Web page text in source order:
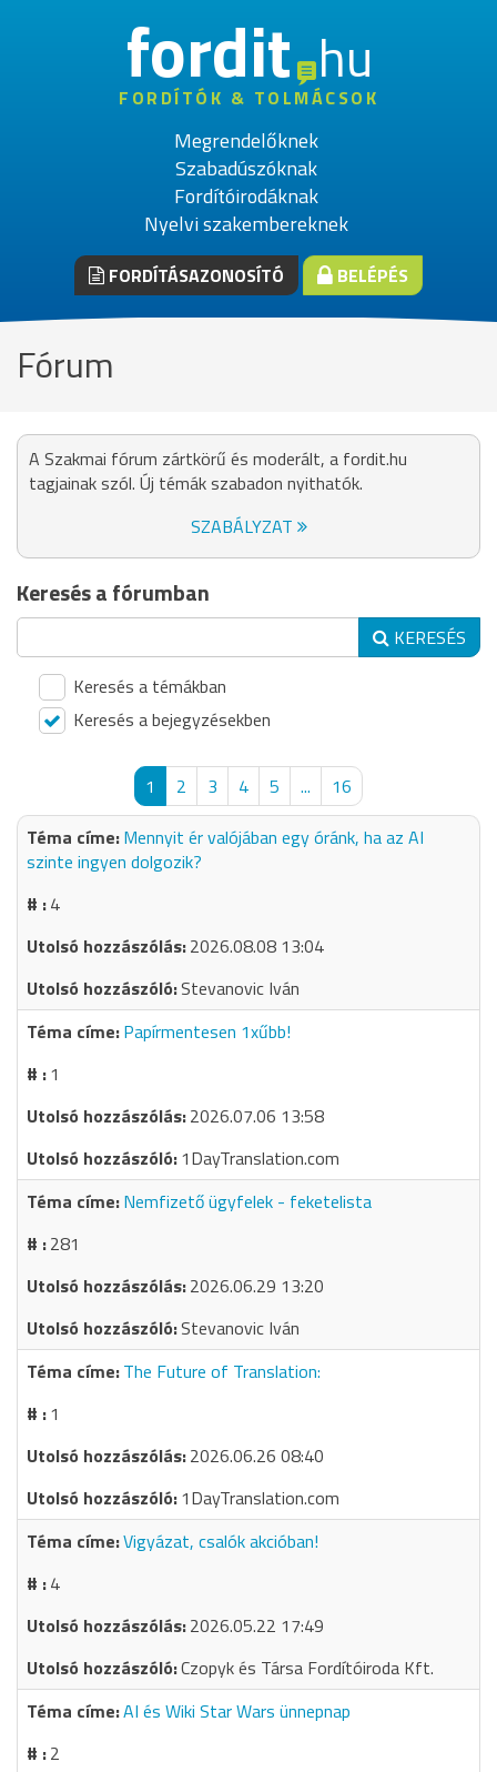
fordithu
FORDÍTÓK & TOLMÁCSOK
Megrendelőknek
Szabadúszóknak
Fordítóirodáknak
Nyelvi szakembereknek
FORDÍTÁSAZONOSÍTÓ BELÉPÉS
Fórum
A Szakmai fórum zártkörű és moderált, a fordit.hu
tagjainak szól. Új témák szabadon nyithatók.
SZABÁLYZAT
Keresés a fórumban
KERESÉS
Keresés a témákban
Keresés a bejegyzésekben
1 2 3 4 5 ...
16
Mennyit ér valójában egy óránk, ha az AI
szinte ingyen dolgozik?
4
2026.08.08 13:04
Stevanovic Iván
Papírmentesen 1xűbb!
1
2026.07.06 13:58
1DayTranslation.com
Nemfizető ügyfelek - feketelista
281
2026.06.29 13:20
Stevanovic Iván
The Future of Translation:
1
2026.06.26 08:40
1DayTranslation.com
Vigyázat, csalók akcióban!
4
2026.05.22 17:49
Czopyk és Társa Fordítóiroda Kft.
AI és Wiki Star Wars ünnepnap
2